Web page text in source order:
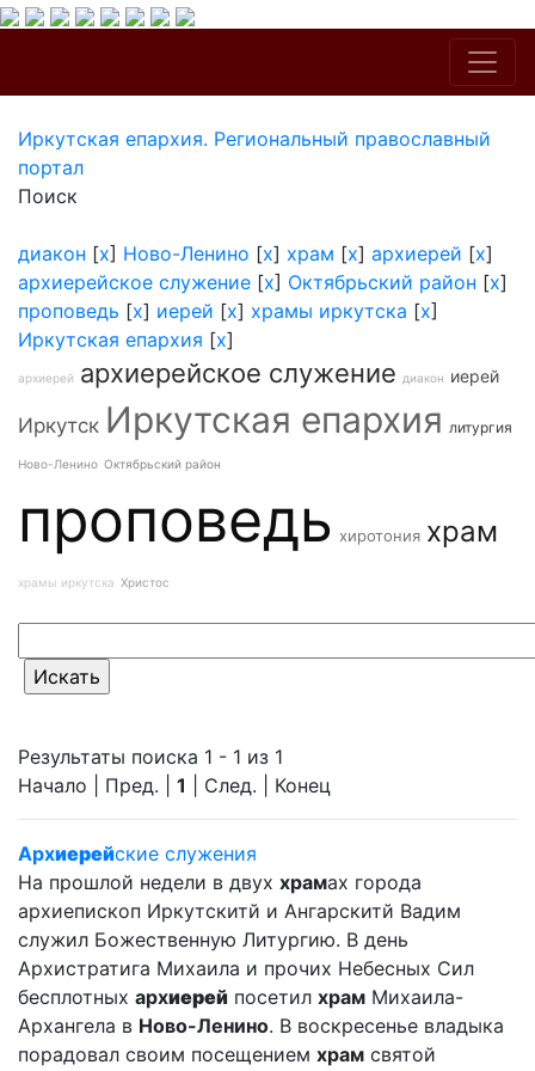
Иркутская епархия. Региональный православный
портал
Поиск
диакон [x] Ново-Ленино [x] храм [x] архиерей [x]
архиерейское служение [x] Октябрьский район [x]
проповедь [x] иерей [x] храмы иркутска [x]
Иркутская епархия [x]
архиерей архиерейское служение диакон иерей
Иркутск Иркутская епархия литургия
Ново-Ленино Октябрьский район
проповедь хиротония храм
храмы иркутска Христос
Результаты поиска 1 - 1 из 1
Начало | Пред. | 1 | След. | Конец
Архиерейские служения
На прошлой недели в двух храмах города
архиепископ Иркутскитй и Ангарскитй Вадим
служил Божественную Литургию. В день
Архистратига Михаила и прочих Небесных Сил
бесплотных архиерей посетил храм Михаила-
Архангела в Ново-Ленино. В воскресенье владыка
порадовал своим посещением храм святой